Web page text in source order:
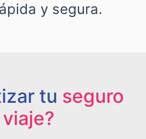
y segura.
tu seguro